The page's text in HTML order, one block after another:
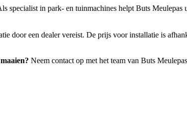
specialist in park- en tuinmachines helpt Buts
door een dealer vereist. De prijs voor installatie is
Neem contact op met het team van Buts